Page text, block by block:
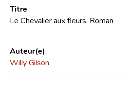
Foire aux questions
CNL
Équipe scientifique
Contact
Titre
Le Chevalier aux fleurs. Roman
Auteur(e)
Willy Gilson